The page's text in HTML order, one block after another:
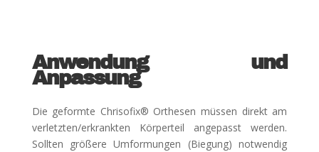
Anwendung und
Anpassung
Die geformte Chrisofix® Orthesen müssen direkt am
verletzten/erkrankten Körperteil angepasst werden.
Sollten größere Umformungen (Biegung) notwendig